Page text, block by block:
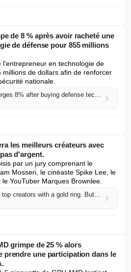
de 8 % après avoir racheté une
de défense pour 855 millions
l'entrepreneur en technologie de
millions de dollars afin de renforcer
nationale.
Firefly Aerospace surges 8% after buying defense tech firm for $855 million
les meilleurs créateurs avec
d'argent.
par un jury comprenant le
Mosseri, le cinéaste Spike Lee, le
YouTuber Marques Brownlee.
Instagram will award top creators with a gold ring. But no cash
grimpe de 25 % alors
prendre une participation dans le